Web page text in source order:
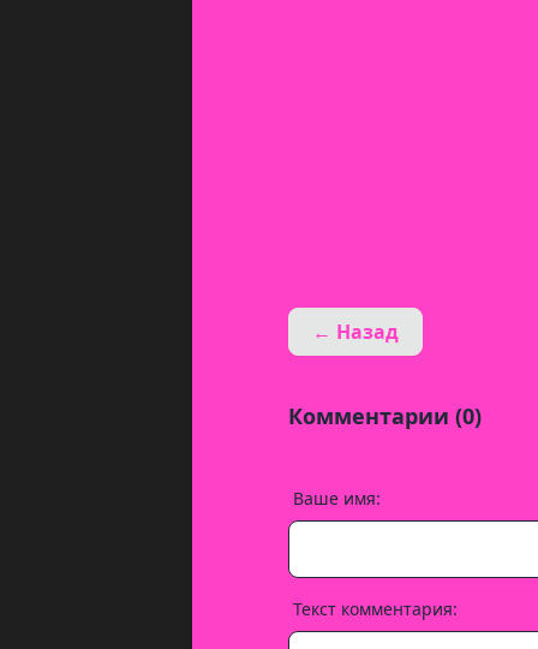
← Назад
Комментарии (0)
Ваше имя:
Текст комментария: